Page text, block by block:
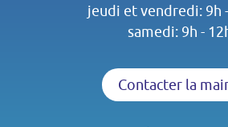
jeudi et vendredi: 9h
samedi: 9h -
Contacter la